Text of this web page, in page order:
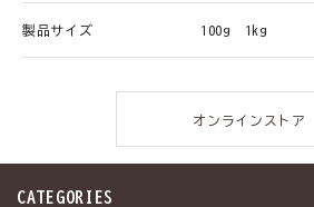
製品サイズ 100g 1kg
オンラインストア
CATEGORIES